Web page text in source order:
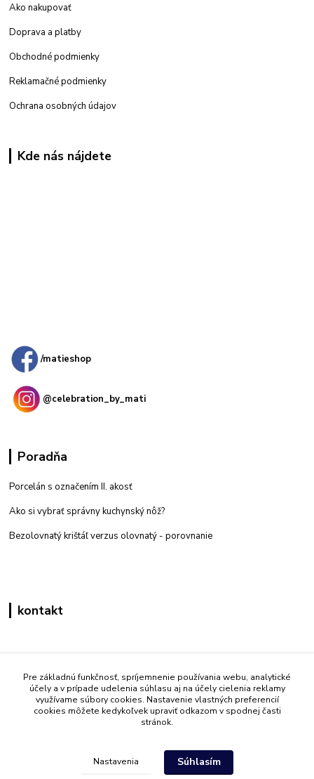
Ako nakupovať
Doprava a platby
Obchodné podmienky
Reklamačné podmienky
Ochrana osobných údajov
Kde nás nájdete
/matieshop
@celebration_by_mati
Poradňa
Porcelán s označením II. akosť
Ako si vybrať správny kuchynský nôž?
Bezolovnatý krištáľ verzus olovnatý - porovnanie
kontakt
+421 908 861 051
(Po - Pia 7:30-15:30)
info@mati.sk
Pre základnú funkčnosť, spríjemnenie používania webu, analytické
účely a v prípade udelenia súhlasu aj na účely cielenia reklamy
využívame súbory cookies. Nastavenie vlastných preferencií
cookies môžete kedykoľvek upraviť odkazom v spodnej časti
stránok.
Nastavenia Súhlasím